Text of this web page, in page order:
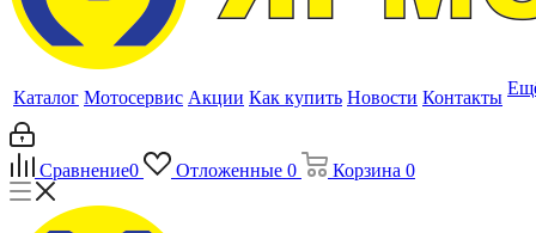
Каталог Мотосервис Акции Как купить Новости Контакты
Сравнение0 Отложенные 0 Корзина 0